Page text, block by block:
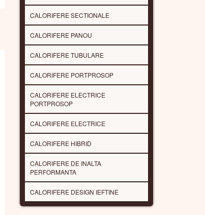
CALORIFERE SECTIONALE
CALORIFERE PANOU
CALORIFERE TUBULARE
CALORIFERE PORTPROSOP
CALORIFERE ELECTRICE
PORTPROSOP
CALORIFERE ELECTRICE
CALORIFERE HIBRID
CALORIFERE DE INALTA
PERFORMANTA
CALORIFERE DESIGN IEFTINE